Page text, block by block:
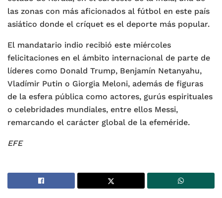
las zonas con más aficionados al fútbol en este país
asiático donde el críquet es el deporte más popular.
El mandatario indio recibió este miércoles
felicitaciones en el ámbito internacional de parte de
líderes como Donald Trump, Benjamín Netanyahu,
Vladímir Putin o Giorgia Meloni, además de figuras
de la esfera pública como actores, gurús espirituales
o celebridades mundiales, entre ellos Messi,
remarcando el carácter global de la efeméride.
EFE